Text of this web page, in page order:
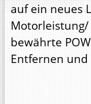
auf ein neues
Motorleistung/
bewährte
Entfernen